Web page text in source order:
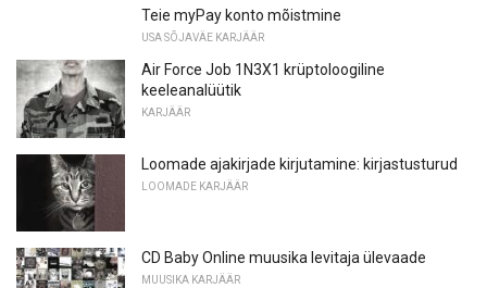
Teie myPay konto mõistmine
USA SÕJAVÄE KARJÄÄR
Air Force Job 1N3X1 krüptoloogiline
keeleanalüütik
KARJÄÄR
Loomade ajakirjade kirjutamine: kirjastusturud
LOOMADE KARJÄÄR
CD Baby Online muusika levitaja ülevaade
MUUSIKA KARJÄÄR